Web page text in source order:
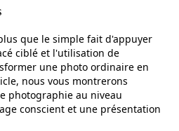
que le simple fait d'appuyer
ciblé et l'utilisation de
une photo ordinaire en
nous vous montrerons
photographie au niveau
conscient et une présentation